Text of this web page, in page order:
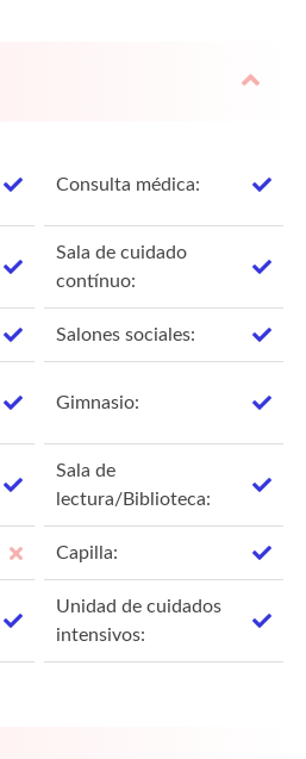
Consulta médica:
Sala de cuidado
contínuo:
Salones sociales:
Gimnasio:
Sala de
lectura/Biblioteca:
Capilla:
Unidad de cuidados
intensivos: